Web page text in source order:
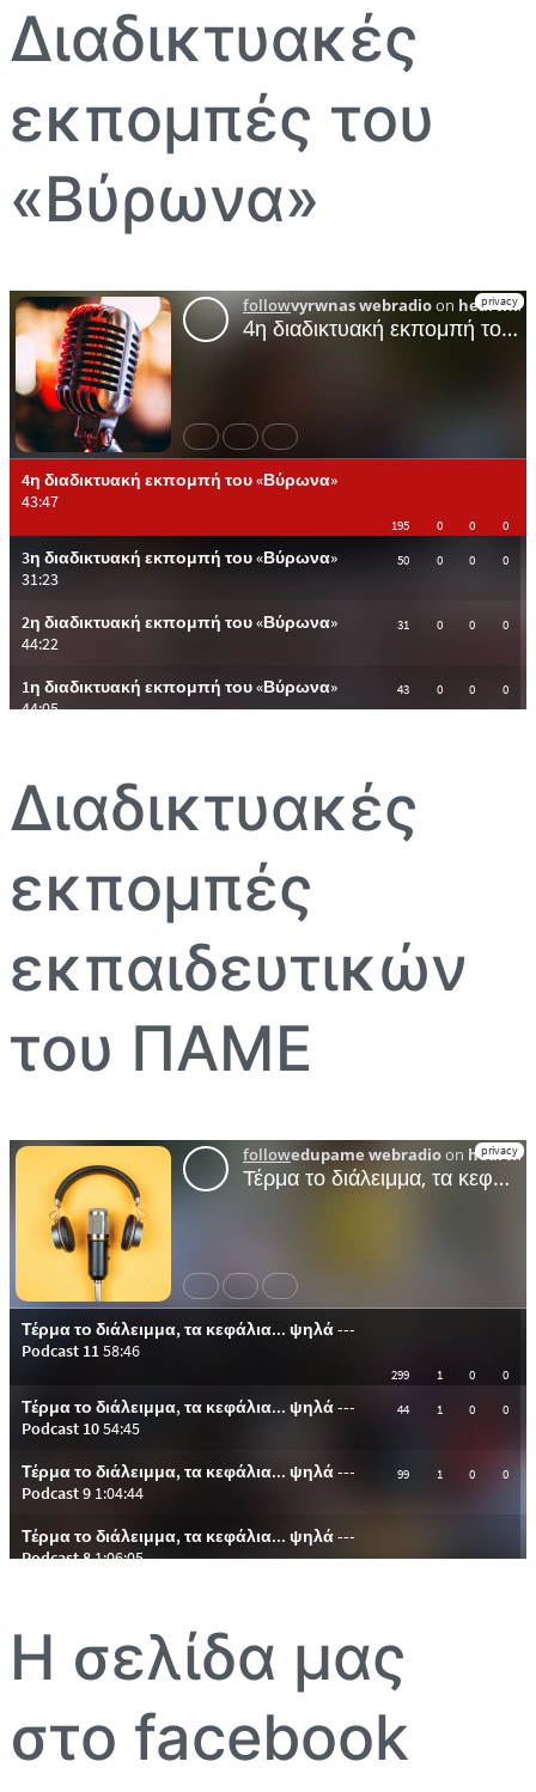
Διαδικτυακές
εκπομπές του
«Βύρωνα»
Διαδικτυακές
εκπομπές
εκπαιδευτικών
του ΠΑΜΕ
Η σελίδα μας
στο facebook